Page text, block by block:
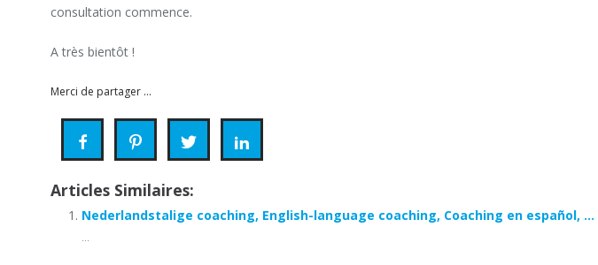
consultation commence.
A très bientôt !
Merci de partager ...
Articles Similaires:
Nederlandstalige coaching, English-language coaching, Coaching en español, …
...